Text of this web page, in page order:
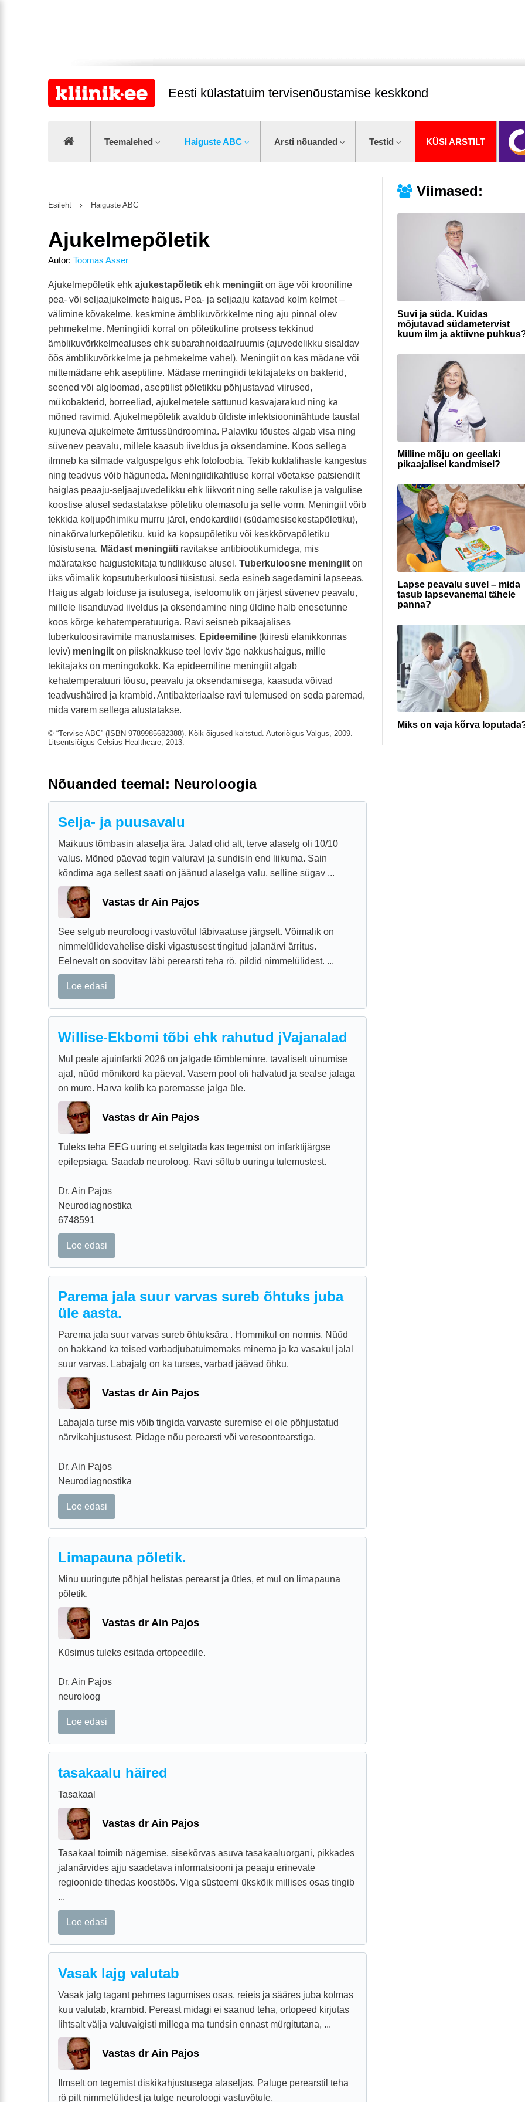
Eesti külastatuim tervisenõustamise keskkond
Teemalehed Haiguste ABC Arsti nõuanded Testid KÜSI ARSTILT
Viimased:
Suvi ja süda. Kuidas
mõjutavad südametervist
kuum ilm ja aktiivne
Milline mõju on geellaki
pikaajalisel kandmisel?
Lapse peavalu suvel – mida
tasub lapsevanemal tähele
panna?
Miks on vaja kõrva
Esileht Haiguste ABC
Ajukelmepõletik
Autor: Toomas Asser
Ajukelmepõletik ehk ajukestapõletik ehk meningiit on äge või krooniline
pea- või seljaajukelmete haigus. Pea- ja seljaaju katavad kolm kelmet –
välimine kõvakelme, keskmine ämblikuvõrkkelme ning aju pinnal olev
pehmekelme. Meningiidi korral on põletikuline protsess tekkinud
ämblikuvõrkkelmealuses ehk subarahnoidaalruumis (ajuvedelikku sisaldav
õõs ämblikuvõrkkelme ja pehmekelme vahel). Meningiit on kas mädane või
mittemädane ehk aseptiline. Mädase meningiidi tekitajateks on bakterid,
seened või algloomad, aseptilist põletikku põhjustavad viirused,
mükobakterid, borreeliad, ajukelmetele sattunud kasvajarakud ning ka
mõned ravimid. Ajukelmepõletik avaldub üldiste infektsiooninähtude taustal
kujuneva ajukelmete ärritussündroomina. Palaviku tõustes algab visa ning
süvenev peavalu, millele kaasub iiveldus ja oksendamine. Koos sellega
ilmneb ka silmade valguspelgus ehk fotofoobia. Tekib kuklalihaste kangestus
ning teadvus võib häguneda. Meningiidikahtluse korral võetakse patsiendilt
haiglas peaaju-seljaajuvedelikku ehk liikvorit ning selle rakulise ja valgulise
koostise alusel sedastatakse põletiku olemasolu ja selle vorm. Meningiit võib
tekkida koljupõhimiku murru järel, endokardiidi (südamesisekestapõletiku),
ninakõrvalurkepõletiku, kuid ka kopsupõletiku või keskkõrvapõletiku
tüsistusena. Mädast meningiiti ravitakse antibiootikumidega, mis
määratakse haigustekitaja tundlikkuse alusel. Tuberkuloosne meningiit on
üks võimalik kopsutuberkuloosi tüsistusi, seda esineb sagedamini lapseeas.
Haigus algab loiduse ja isutusega, iseloomulik on järjest süvenev peavalu,
millele lisanduvad iiveldus ja oksendamine ning üldine halb enesetunne
koos kõrge kehatemperatuuriga. Ravi seisneb pikaajalises
tuberkuloosiravimite manustamises. Epideemiline (kiiresti elanikkonnas
leviv) meningiit on piisknakkuse teel leviv äge nakkushaigus, mille
tekitajaks on meningokokk. Ka epideemiline meningiit algab
kehatemperatuuri tõusu, peavalu ja oksendamisega, kaasuda võivad
teadvushäired ja krambid. Antibakteriaalse ravi tulemused on seda paremad,
mida varem sellega alustatakse.
© “Tervise ABC” (ISBN 9789985682388). Kõik õigused kaitstud. Autoriõigus Valgus, 2009.
Litsentsiõigus Celsius Healthcare, 2013.
Nõuanded teemal: Neuroloogia
Selja- ja puusavalu
Maikuus tõmbasin alaselja ära. Jalad olid alt, terve alaselg oli 10/10
valus. Mõned päevad tegin valuravi ja sundisin end liikuma. Sain
kõndima aga sellest saati on jäänud alaselga valu, selline sügav ...
Vastas dr Ain Pajos
See selgub neuroloogi vastuvõtul läbivaatuse järgselt. Võimalik on
nimmelülidevahelise diski vigastusest tingitud jalanärvi ärritus.
Eelnevalt on soovitav läbi perearsti teha rö. pildid nimmelülidest. ...
Loe edasi
Willise-Ekbomi tõbi ehk rahutud jVajanalad
Mul peale ajuinfarkti 2026 on jalgade tõmbleminre, tavaliselt uinumise
ajal, nüüd mõnikord ka päeval. Vasem pool oli halvatud ja sealse jalaga
on mure. Harva kolib ka paremasse jalga üle.
Vastas dr Ain Pajos
Tuleks teha EEG uuring et selgitada kas tegemist on infarktijärgse
epilepsiaga. Saadab neuroloog. Ravi sõltub uuringu tulemustest.
Dr. Ain Pajos
Neurodiagnostika
6748591
Loe edasi
Parema jala suur varvas sureb õhtuks juba
üle aasta.
Parema jala suur varvas sureb õhtuksära . Hommikul on normis. Nüüd
on hakkand ka teised varbadjubatuimemaks minema ja ka vasakul jalal
suur varvas. Labajalg on ka turses, varbad jäävad õhku.
Vastas dr Ain Pajos
Labajala turse mis võib tingida varvaste suremise ei ole põhjustatud
närvikahjustusest. Pidage nõu perearsti või veresoontearstiga.
Dr. Ain Pajos
Neurodiagnostika
Loe edasi
Limapauna põletik.
Minu uuringute põhjal helistas perearst ja ütles, et mul on limapauna
põletik.
Vastas dr Ain Pajos
Küsimus tuleks esitada ortopeedile.
Dr. Ain Pajos
neuroloog
Loe edasi
tasakaalu häired
Tasakaal
Vastas dr Ain Pajos
Tasakaal toimib nägemise, sisekõrvas asuva tasakaaluorgani, pikkades
jalanärvides ajju saadetava informatsiooni ja peaaju erinevate
regioonide tihedas koostöös. Viga süsteemi ükskõik millises osas tingib
...
Loe edasi
Vasak lajg valutab
Vasak jalg tagant pehmes tagumises osas, reieis ja sääres juba kolmas
kuu valutab, krambid. Pereast midagi ei saanud teha, ortopeed kirjutas
lihtsalt välja valuvaigisti millega ma tundsin ennast mürgitutana, ...
Vastas dr Ain Pajos
Ilmselt on tegemist diskikahjustusega alaseljas. Paluge perearstil teha
rö pilt nimmelülidest ja tulge neuroloogi vastuvõtule.